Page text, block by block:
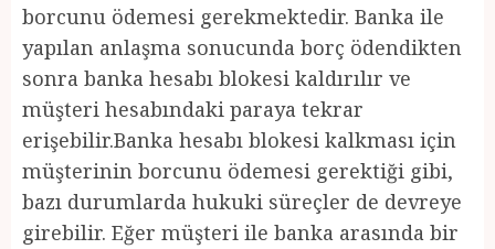
borcunu ödemesi gerekmektedir. Banka ile
yapılan anlaşma sonucunda borç ödendikten
sonra banka hesabı blokesi kaldırılır ve
müşteri hesabındaki paraya tekrar
erişebilir.Banka hesabı blokesi kalkması için
müşterinin borcunu ödemesi gerektiği gibi,
bazı durumlarda hukuki süreçler de devreye
girebilir. Eğer müşteri ile banka arasında bir